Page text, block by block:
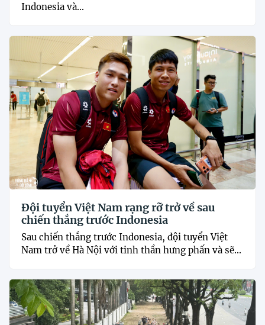
Indonesia và...
Đội tuyển Việt Nam rạng rỡ trở về sau
chiến thắng trước Indonesia
Sau chiến thắng trước Indonesia, đội tuyển Việt
Nam trở về Hà Nội với tinh thần hưng phấn và sẽ...